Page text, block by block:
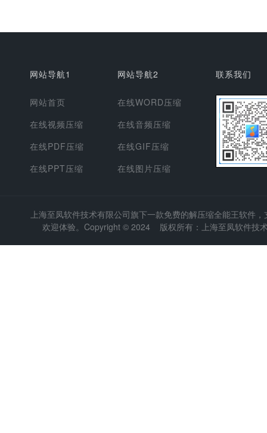
网站导航1
网站首页
在线视频压缩
在线PDF压缩
在线PPT压缩
网站导航2
在线WORD压缩
在线音频压缩
在线GIF压缩
在线图片压缩
联系我们
上海至凤软件技术有限公司旗下一款免费的解压缩全能王软件
欢迎体验。Copyright © 2024 版权所有：上海至凤软件技